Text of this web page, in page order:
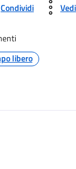
Condividi
libero